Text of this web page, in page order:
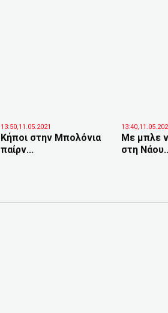
13:50,11.05.2021
Κήποι στην Μπολόνια
παίρν...
Με μπλε
στη